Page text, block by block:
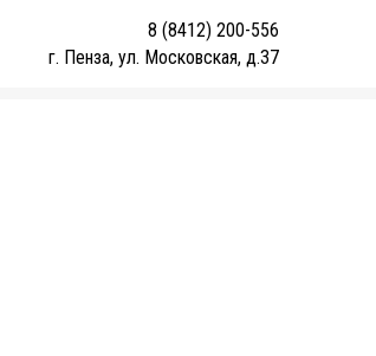
8 (8412) 200-556
г. Пенза, ул. Московская, д.37